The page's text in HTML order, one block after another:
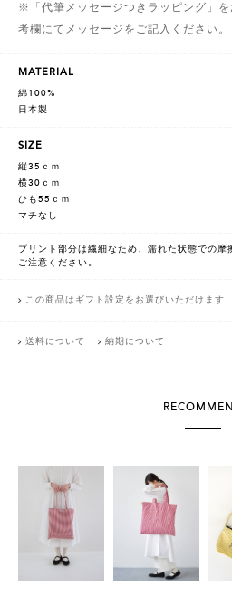
※「代筆メッセージつきラッピング」
考欄にてメッセージをご記入ください。
MATERIAL
綿100%
日本製
SIZE
縦35ｃｍ
横30ｃｍ
ひも55ｃｍ
マチなし
プリント部分は繊細なため、濡れた状態での摩
ご注意ください。
この商品はギフト設定をお選びいただけます
送料について 納期について